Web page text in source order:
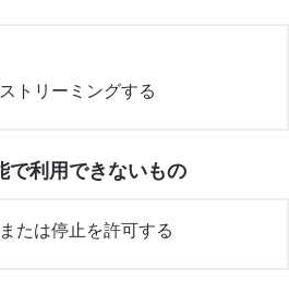
トリーミングする
で利用できないもの
たは停止を許可する